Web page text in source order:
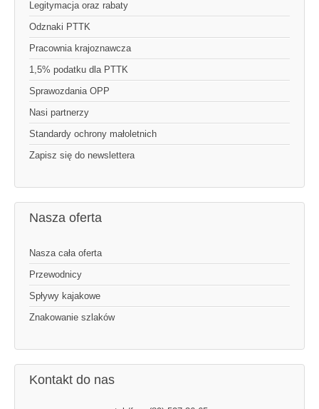
Legitymacja oraz rabaty
Odznaki PTTK
Pracownia krajoznawcza
1,5% podatku dla PTTK
Sprawozdania OPP
Nasi partnerzy
Standardy ochrony małoletnich
Zapisz się do newslettera
Nasza oferta
Nasza cała oferta
Przewodnicy
Spływy kajakowe
Znakowanie szlaków
Kontakt do nas